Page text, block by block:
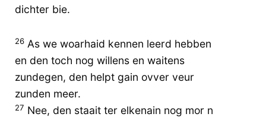
dichter bie.
26 As we woarhaid kennen leerd hebben
en den toch nog willens en waitens
zundegen, den helpt gain ovver veur
zunden meer.
27 Nee, den staait ter elkenain nog mor n